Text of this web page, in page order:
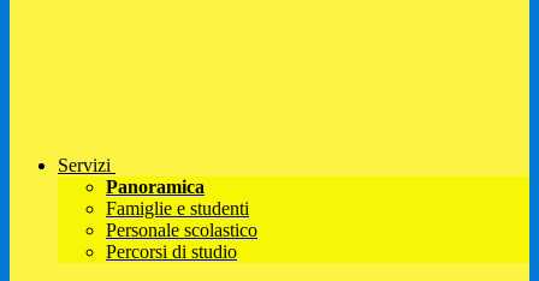
Servizi
Panoramica
Famiglie e studenti
Personale scolastico
Percorsi di studio